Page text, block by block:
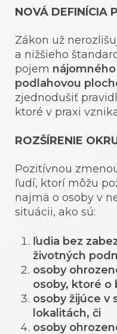
NOVÁ DEFINÍCIA
Zákon už
a nižšieho
pojem
podlahovou
zjednodušiť
ktoré v praxi
ROZŠÍRENIE
Pozitívnou
ľudí, ktorí môžu
najmä o osoby v
situácii, ako sú:
ľudia bez
životných
osoby
osoby, ktoré o
osoby žijúce v
lokalitách, či
osoby